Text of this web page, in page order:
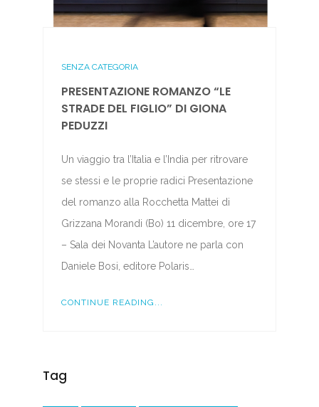
SENZA CATEGORIA
PRESENTAZIONE ROMANZO “LE
STRADE DEL FIGLIO” DI GIONA
PEDUZZI
Un viaggio tra l’Italia e l’India per ritrovare
se stessi e le proprie radici Presentazione
del romanzo alla Rocchetta Mattei di
Grizzana Morandi (Bo) 11 dicembre, ore 17
– Sala dei Novanta L’autore ne parla con
Daniele Bosi, editore Polaris…
CONTINUE READING...
Tag